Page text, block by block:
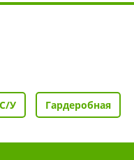
У Гардеробная